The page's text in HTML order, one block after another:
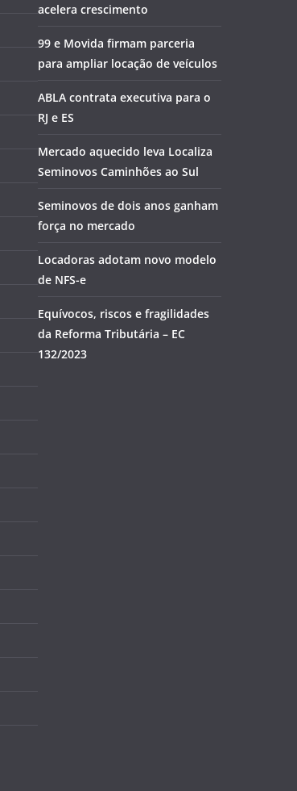
acelera crescimento
99 e Movida firmam parceria
para ampliar locação de veículos
ABLA contrata executiva para o
RJ e ES
Mercado aquecido leva Localiza
Seminovos Caminhões ao Sul
Seminovos de dois anos ganham
força no mercado
Locadoras adotam novo modelo
de NFS-e
Equívocos, riscos e fragilidades
da Reforma Tributária – EC
132/2023